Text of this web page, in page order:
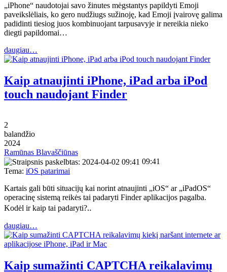
„iPhone“ naudotojai savo žinutes mėgstantys papildyti Emoji
paveikslėliais, ko gero nudžiugs sužinoję, kad Emoji įvairovę galima
padidinti tiesiog juos kombinuojant tarpusavyje ir nereikia nieko
diegti papildomai…
daugiau…
Kaip atnaujinti iPhone, iPad arba iPod
touch naudojant Finder
2
balandžio
2024
Ramūnas Blavaščiūnas
09:41
Tema: iOS patarimai
Kartais gali būti situacijų kai norint atnaujinti „iOS“ ar „iPadOS“
operacinę sistemą reikės tai padaryti Finder aplikacijos pagalba.
Kodėl ir kaip tai padaryti?‥
daugiau…
Kaip sumažinti CAPTCHA reikalavimų